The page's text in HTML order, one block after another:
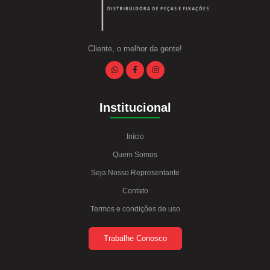
Cliente, o melhor da gente!
Institucional
Início
Quem Somos
Seja Nosso Representante
Contato
Termos e condições de uso
Trabalhe Conosco